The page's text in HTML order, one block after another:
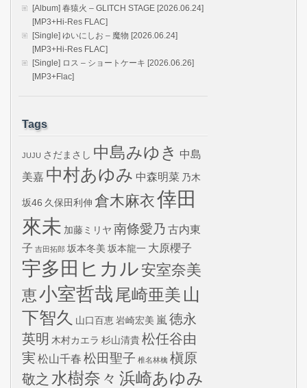
[Album] 春猿火 – GLITCH STAGE [2026.06.24]
[MP3+Hi-Res FLAC]
[Single] ゆいにしお – 魔物 [2026.06.24]
[MP3+Hi-Res FLAC]
[Single] ロス – ショートケーキ [2026.06.26]
[MP3+Flac]
Tags
JUJU さだまさし 中島みゆき 中島
美嘉 中村あゆみ 中森明菜 乃木
坂46 久保田利伸 倉木麻衣倖田
來未 加藤ミリヤ 南條愛乃 古内東
子 吉田拓郎 坂本冬美 坂本龍一 大原櫻子
宇多田ヒカル安室奈美
恵小室哲哉 尾崎亜美 山
下智久 山口百恵岩崎宏美 嵐 徳永
英明 木村カエラ 杉山清貴松任谷由
実 松山千春 松田聖子 椎名林檎 槇原
敬之 水樹奈々 浜崎あゆみ